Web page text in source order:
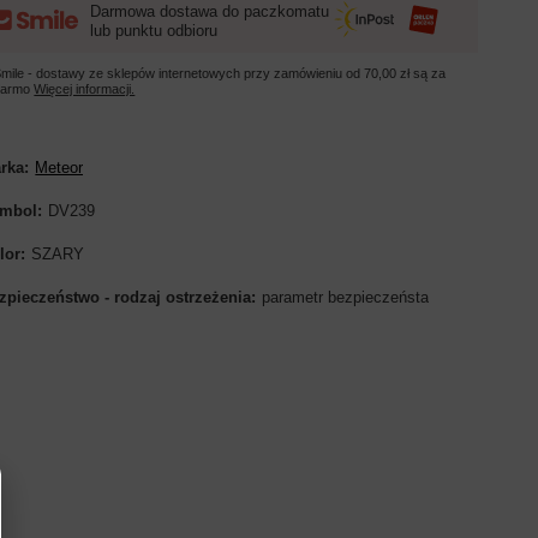
Darmowa dostawa do paczkomatu
lub punktu odbioru
- dostawy ze sklepów internetowych przy zamówieniu od 70,00 zł są za
Więcej informacji.
Meteor
DV239
SZARY
- rodzaj ostrzeżenia parametr bezpieczeństa